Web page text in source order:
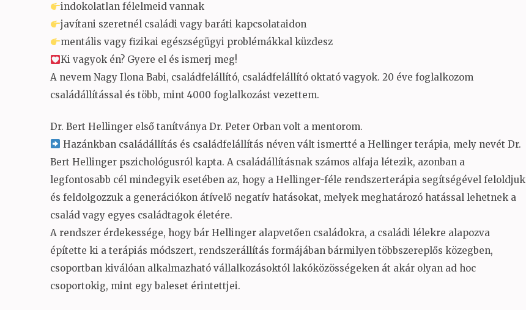
indokolatlan félelmeid vannak
javítani szeretnél családi vagy baráti kapcsolataidon
mentális vagy fizikai egészségügyi problémákkal küzdesz
Ki vagyok én? Gyere el és ismerj meg!
A nevem Nagy Ilona Babi, családfelállító, családfelállító oktató vagyok. 20 éve foglalkozom
családállítással és több, mint 4000 foglalkozást vezettem.
Dr. Bert Hellinger első tanítványa Dr. Peter Orban volt a mentorom.
Hazánkban családállítás és családfelállítás néven vált ismertté a Hellinger terápia, mely nevét Dr.
Bert Hellinger pszichológusról kapta. A családállításnak számos alfaja létezik, azonban a
legfontosabb cél mindegyik esetében az, hogy a Hellinger-féle rendszerterápia segítségével feloldjuk
és feldolgozzuk a generációkon átívelő negatív hatásokat, melyek meghatározó hatással lehetnek a
család vagy egyes családtagok életére.
A rendszer érdekessége, hogy bár Hellinger alapvetően családokra, a családi lélekre alapozva
építette ki a terápiás módszert, rendszerállítás formájában bármilyen többszereplős közegben,
csoportban kiválóan alkalmazható vállalkozásoktól lakóközösségeken át akár olyan ad hoc
csoportokig, mint egy baleset érintettjei.